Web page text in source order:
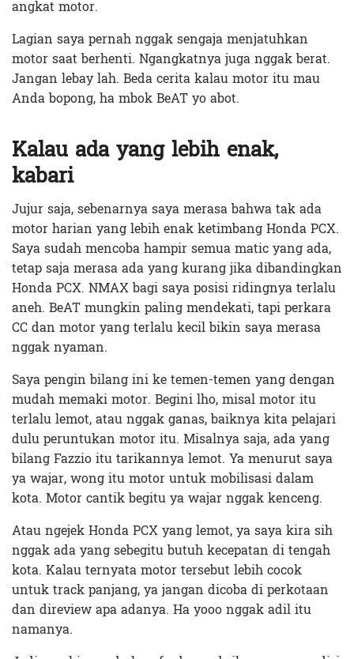
angkat motor.
Lagian saya pernah nggak sengaja menjatuhkan
motor saat berhenti. Ngangkatnya juga nggak berat.
Jangan lebay lah. Beda cerita kalau motor itu mau
Anda bopong, ha mbok BeAT yo abot.
Kalau ada yang lebih enak,
kabari
Jujur saja, sebenarnya saya merasa bahwa tak ada
motor harian yang lebih enak ketimbang Honda PCX.
Saya sudah mencoba hampir semua matic yang ada,
tetap saja merasa ada yang kurang jika dibandingkan
Honda PCX. NMAX bagi saya posisi ridingnya terlalu
aneh. BeAT mungkin paling mendekati, tapi perkara
CC dan motor yang terlalu kecil bikin saya merasa
nggak nyaman.
Saya pengin bilang ini ke temen-temen yang dengan
mudah memaki motor. Begini lho, misal motor itu
terlalu lemot, atau nggak ganas, baiknya kita pelajari
dulu peruntukan motor itu. Misalnya saja, ada yang
bilang Fazzio itu tarikannya lemot. Ya menurut saya
ya wajar, wong itu motor untuk mobilisasi dalam
kota. Motor cantik begitu ya wajar nggak kenceng.
Atau ngejek Honda PCX yang lemot, ya saya kira sih
nggak ada yang sebegitu butuh kecepatan di tengah
kota. Kalau ternyata motor tersebut lebih cocok
untuk track panjang, ya jangan dicoba di perkotaan
dan direview apa adanya. Ha yooo nggak adil itu
namanya.